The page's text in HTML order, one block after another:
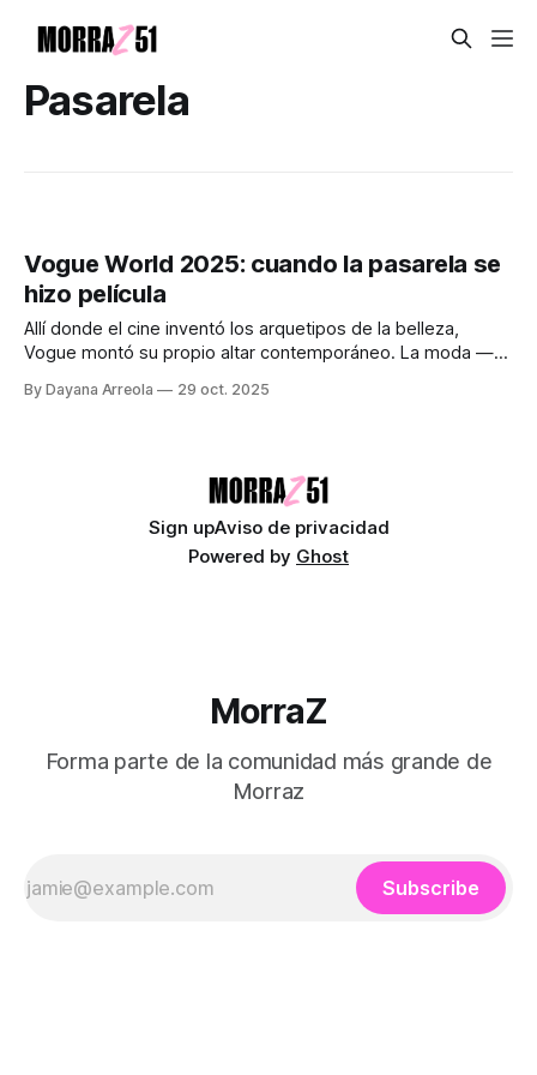
Pasarela
Vogue World 2025: cuando la pasarela se
hizo película
Allí donde el cine inventó los arquetipos de la belleza,
Vogue montó su propio altar contemporáneo. La moda —
pocas veces se conforma con ser ropa. Su materia prima
By Dayana Arreola 29 oct. 2025
Sign upAviso de privacidad
Powered by Ghost
MorraZ
Forma parte de la comunidad más grande de
Morraz
Subscribe